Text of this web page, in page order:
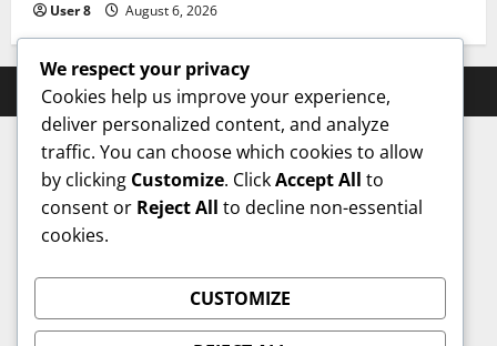
User 8 August 6, 2026
Prahova Express © All rights reserved.
We respect your privacy
Cookies help us improve your experience,
deliver personalized content, and analyze
traffic. You can choose which cookies to allow
by clicking Customize. ClickAccept All to
consent or Reject All to decline non-essential
cookies.
CUSTOMIZE